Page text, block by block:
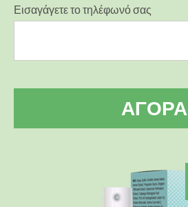
Εισαγάγετε το τηλέφωνό σας
ΑΓΟΡΆ